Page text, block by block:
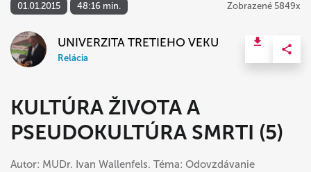
01.01.2015 48:16 min. Zobrazené 5849x
UNIVERZITA TRETIEHO VEKU
Relácia
KULTÚRA ŽIVOTA A
PSEUDOKULTÚRA SMRTI (5)
Autor: MUDr. Ivan Wallenfels. Téma: Odovzdávanie